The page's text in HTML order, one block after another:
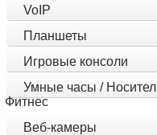
VoIP
Планшеты
Игровые консоли
Умные часы /
Фитнес
Веб-камеры